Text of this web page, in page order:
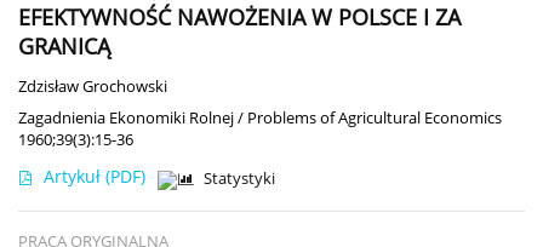
EFEKTYWNOŚĆ NAWOŻENIA W POLSCE I ZA
GRANICĄ
Zdzisław Grochowski
Zagadnienia Ekonomiki Rolnej / Problems of Agricultural Economics
1960;39(3):15-36
Artykuł (PDF) Statystyki
PRACA ORYGINALNA